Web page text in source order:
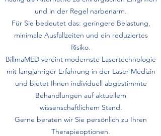
und in der Regel narbenarm.
Für Sie bedeutet das: geringere Belastung,
minimale Ausfallzeiten und ein reduziertes
Risiko.
BillmaMED vereint modernste Lasertechnologie
mit langjähriger Erfahrung in der Laser-Medizin
und bietet Ihnen individuell abgestimmte
Behandlungen auf aktuellem
wissenschaftlichem Stand.
Gerne beraten wir Sie persönlich zu Ihren
Therapieoptionen.